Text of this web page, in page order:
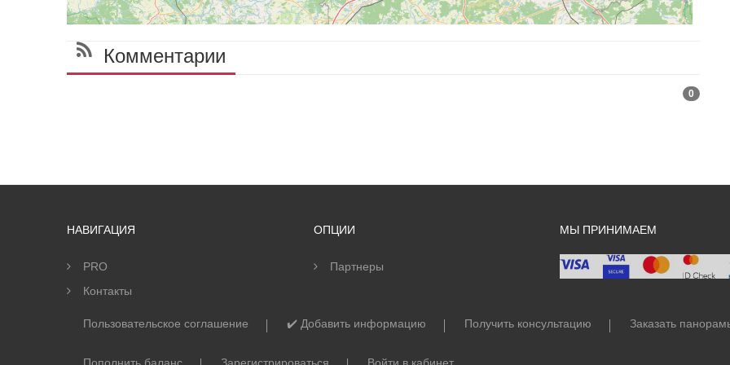
Комментарии
0
НАВИГАЦИЯ
PRO
Контакты
ОПЦИИ
Партнеры
МЫ ПРИНИМАЕМ
Пользовательское соглашение ✔️ Добавить информацию Получить консультацию Заказать